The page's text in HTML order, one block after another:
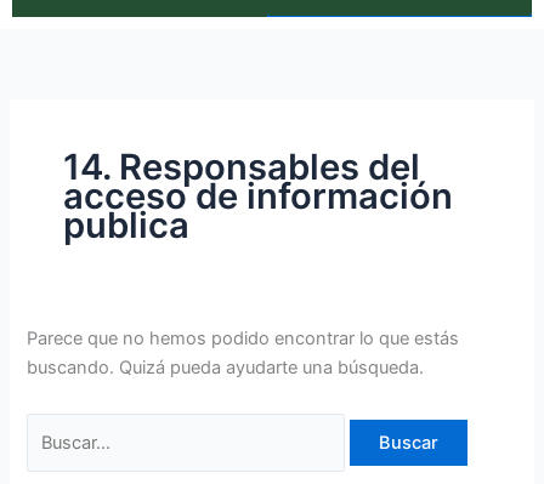
14. Responsables del
acceso de información
publica
Parece que no hemos podido encontrar lo que estás
buscando. Quizá pueda ayudarte una búsqueda.